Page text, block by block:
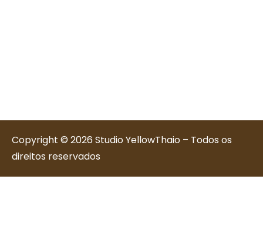
Copyright © 2026 Studio YellowThaio – Todos os
direitos reservados